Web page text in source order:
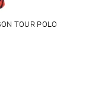
TOUR POLO